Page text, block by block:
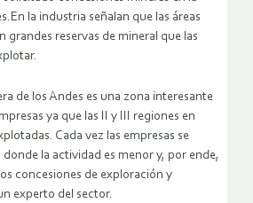
la industria señalan que las áreas
grandes reservas de mineral que las
de los Andes es una zona interesante
ya que las II y III regiones en
Cada vez las empresas se
la actividad es menor y, por ende,
concesiones de exploración y
experto del sector.